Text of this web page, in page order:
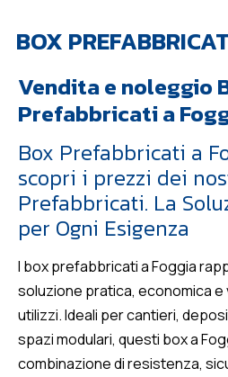
BOX
Vendita e noleggio
Prefabbricati a
Box Prefabbricati a
scopri i prezzi dei
Prefabbricati. La
per Ogni Esigenza
I box prefabbricati a Foggia
soluzione pratica, economica
utilizzi. Ideali per cantieri,
spazi modulari, questi box a
combinazione di resistenza,